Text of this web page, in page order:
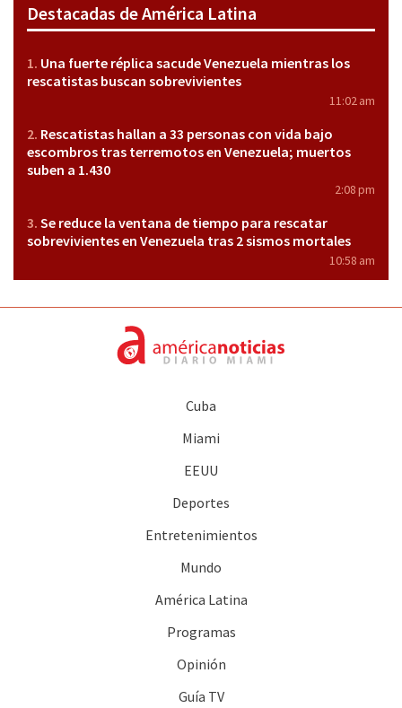
Destacadas de América Latina
Una fuerte réplica sacude Venezuela mientras los
rescatistas buscan sobrevivientes
11:02 am
Rescatistas hallan a 33 personas con vida bajo
escombros tras terremotos en Venezuela; muertos
suben a 1.430
2:08 pm
Se reduce la ventana de tiempo para rescatar
sobrevivientes en Venezuela tras 2 sismos mortales
10:58 am
Cuba
Miami
EEUU
Deportes
Entretenimientos
Mundo
América Latina
Programas
Opinión
Guía TV